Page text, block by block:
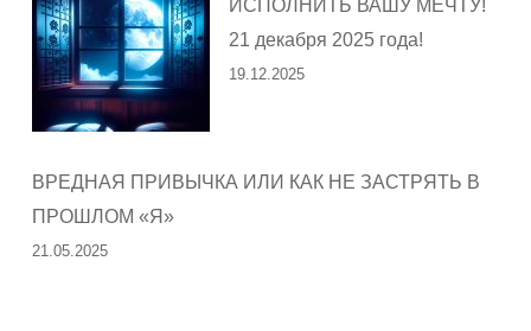
ИСПОЛНИТЬ ВАШУ МЕЧТУ!
21 декабря 2025 года!
19.12.2025
ВРЕДНАЯ ПРИВЫЧКА ИЛИ КАК НЕ ЗАСТРЯТЬ В
ПРОШЛОМ «Я»
21.05.2025